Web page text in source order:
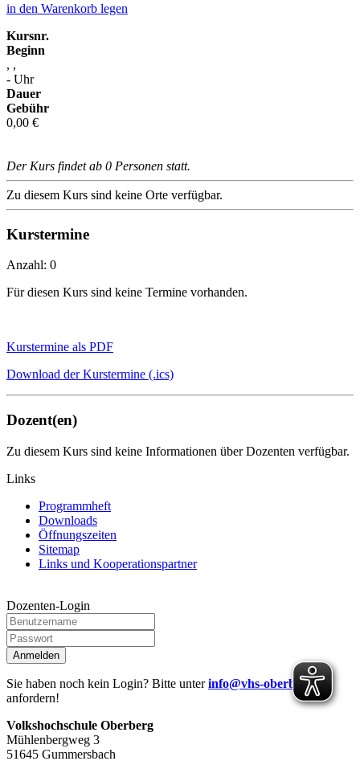
in den Warenkorb legen
Kursnr.
Beginn
, ,
- Uhr
Dauer
Gebühr
0,00 €
Der Kurs findet ab 0 Personen statt.
Zu diesem Kurs sind keine Orte verfügbar.
Kurstermine
Anzahl: 0
Für diesen Kurs sind keine Termine vorhanden.
Kurstermine als PDF
Download der Kurstermine (.ics)
Dozent(en)
Zu diesem Kurs sind keine Informationen über Dozenten verfügbar.
Links
Programmheft
Downloads
Öffnungszeiten
Sitemap
Links und Kooperationspartner
Dozenten-Login
Anmelden
Sie haben noch kein Login? Bitte unterinfo@vhs-oberberg.de
anfordern!
Volkshochschule Oberberg
Mühlenbergweg 3
51645 Gummersbach